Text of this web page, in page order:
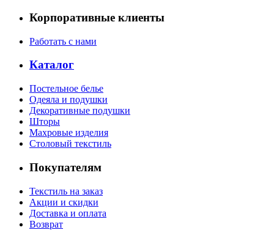
Корпоративные клиенты
Работать с нами
Каталог
Постельное белье
Одеяла и подушки
Декоративные подушки
Шторы
Махровые изделия
Столовый текстиль
Покупателям
Текстиль на заказ
Акции и скидки
Доставка и оплата
Возврат